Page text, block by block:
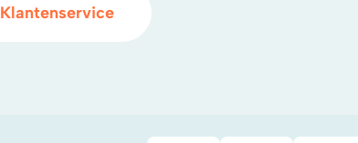
Klantenservice